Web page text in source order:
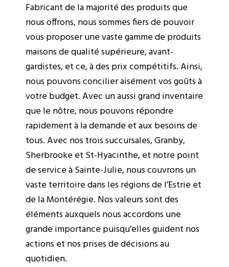
Fabricant de la majorité des produits que
nous offrons, nous sommes fiers de pouvoir
vous proposer une vaste gamme de produits
maisons de qualité supérieure, avant-
gardistes, et ce, à des prix compétitifs. Ainsi,
nous pouvons concilier aisément vos goûts à
votre budget.Avec un aussi grand inventaire
que le nôtre, nous pouvons répondre
rapidement à la demande et aux besoins de
tous. Avec nos trois succursales, Granby,
Sherbrooke et St-Hyacinthe, et notre point
de service à Sainte-Julie, nous couvrons un
vaste territoire dans les régions de l’Estrie et
de la Montérégie. Nos valeurs sont des
éléments auxquels nous accordons une
grande importance puisqu’elles guident nos
actions et nos prises de décisions au
quotidien.